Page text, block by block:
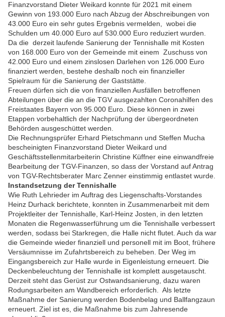
Finanzvorstand Dieter Weikard konnte für 2021 mit einem
Gewinn von 193.000 Euro nach Abzug der Abschreibungen von
43.000 Euro ein sehr gutes Ergebnis vermelden, wobei die
Schulden um 40.000 Euro auf 530.000 Euro reduziert wurden.
Da die derzeit laufende Sanierung der Tennishalle mit Kosten
von 168.000 Euro von der Gemeinde mit einem Zuschuss von
42.000 Euro und einem zinslosen Darlehen von 126.000 Euro
finanziert werden, bestehe deshalb noch ein finanzieller
Spielraum für die Sanierung der Gaststätte.
Freuen dürfen sich die von finanziellen Ausfällen betroffenen
Abteilungen über die an die TGV ausgezahlten Coronahilfen des
Freistaates Bayern von 95.000 Euro. Diese können in zwei
Etappen vorbehaltlich der Nachprüfung der übergeordneten
Behörden ausgeschüttet werden.
Die Rechnungsprüfer Erhard Pietschmann und Steffen Mucha
bescheinigten Finanzvorstand Dieter Weikard und
Geschäftsstellenmitarbeiterin Christine Küffner eine einwandfreie
Bearbeitung der TGV-Finanzen, so dass der Vorstand auf Antrag
von TGV-Rechtsberater Marc Zenner einstimmig entlastet wurde.
Instandsetzung der Tennishalle
Wie Ruth Lehrieder im Auftrag des Liegenschafts-Vorstandes
Heinz Durhack berichtete, konnten in Zusammenarbeit mit dem
Projektleiter der Tennishalle, Karl-Heinz Josten, in den letzten
Monaten die Regenwasserführung um die Tennishalle verbessert
werden, sodass bei Starkregen, die Halle nicht flutet. Auch da war
die Gemeinde wieder finanziell und personell mit im Boot, frühere
Versäumnisse im Zufahrtsbereich zu beheben. Der Weg im
Eingangsbereich zur Halle wurde in Eigenleistung erneuert. Die
Deckenbeleuchtung der Tennishalle ist komplett ausgetauscht.
Derzeit steht das Gerüst zur Ostwandsanierung, dazu waren
Rodungsarbeiten am Wandbereich erforderlich. Als letzte
Maßnahme der Sanierung werden Bodenbelag und Ballfangzaun
erneuert. Ziel ist es, die Maßnahme bis zum Jahresende